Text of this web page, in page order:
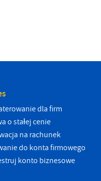
dla firm
o stałej cenie
na rachunek
do konta firmowego
konto biznesowe